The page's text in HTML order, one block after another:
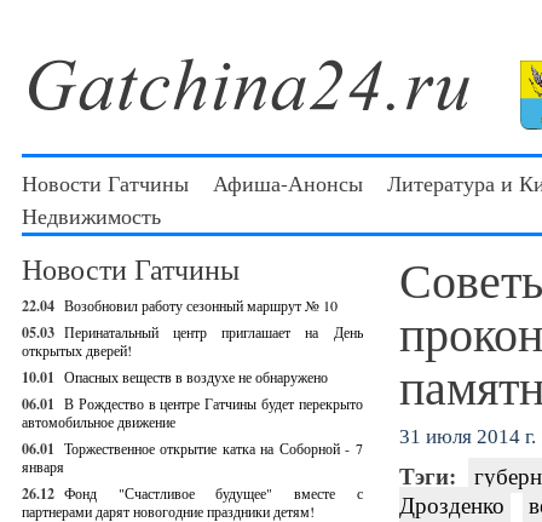
Новости Гатчины Афиша-Анонсы
Литература и
Недвижимость
Новости Гатчины
22.04 Возобновил работу сезонный маршрут № 10
05.03 Перинатальный центр приглашает на День
открытых дверей!
10.01 Опасных веществ в воздухе не обнаружено
06.01 В Рождество в центре Гатчины будет перекрыто
автомобильное движение
06.01 Торжественное открытие катка на Соборной - 7
января
26.12 Фонд "Счастливое будущее" вместе с
партнерами дарят новогодние праздники детям!
31 июля 2014 г.
Тэги:
Дрозденко